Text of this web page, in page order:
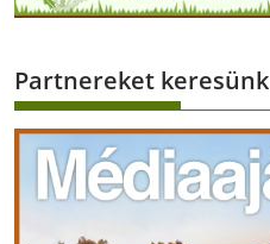
Partnereket keresünk